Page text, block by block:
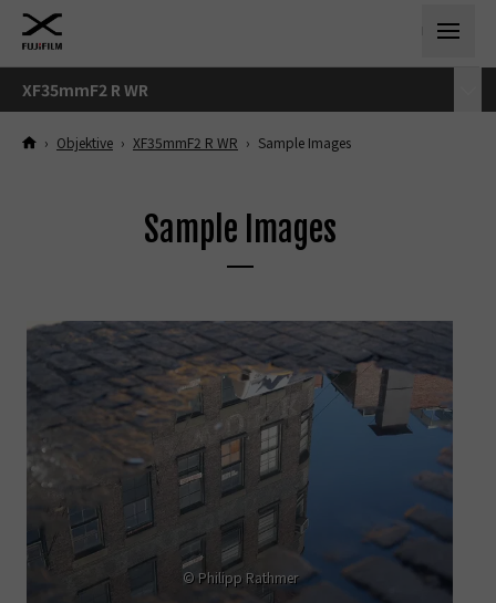
XF35mmF2 R WR
› Objektive › XF35mmF2 R WR › Sample Images
Sample Images
© Philipp Rathmer